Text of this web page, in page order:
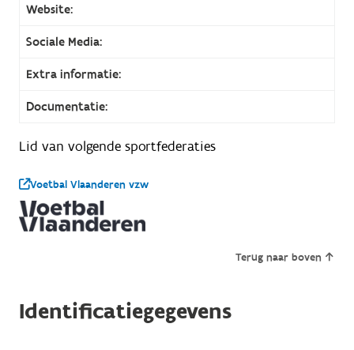
Website:
Sociale Media:
Extra informatie:
Documentatie:
Lid van volgende sportfederaties
Voetbal Vlaanderen vzw
Terug naar boven
Identificatiegegevens